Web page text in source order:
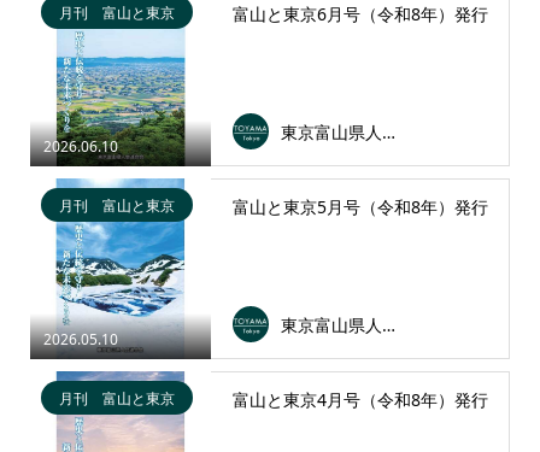
2026.06.10
月刊 富山と東京 富山と東京6月号（令和8年）発行
東京富山県人会連合会
2026.05.10
月刊 富山と東京 富山と東京5月号（令和8年）発行
東京富山県人会連合会
月刊 富山と東京 富山と東京4月号（令和8年）発行